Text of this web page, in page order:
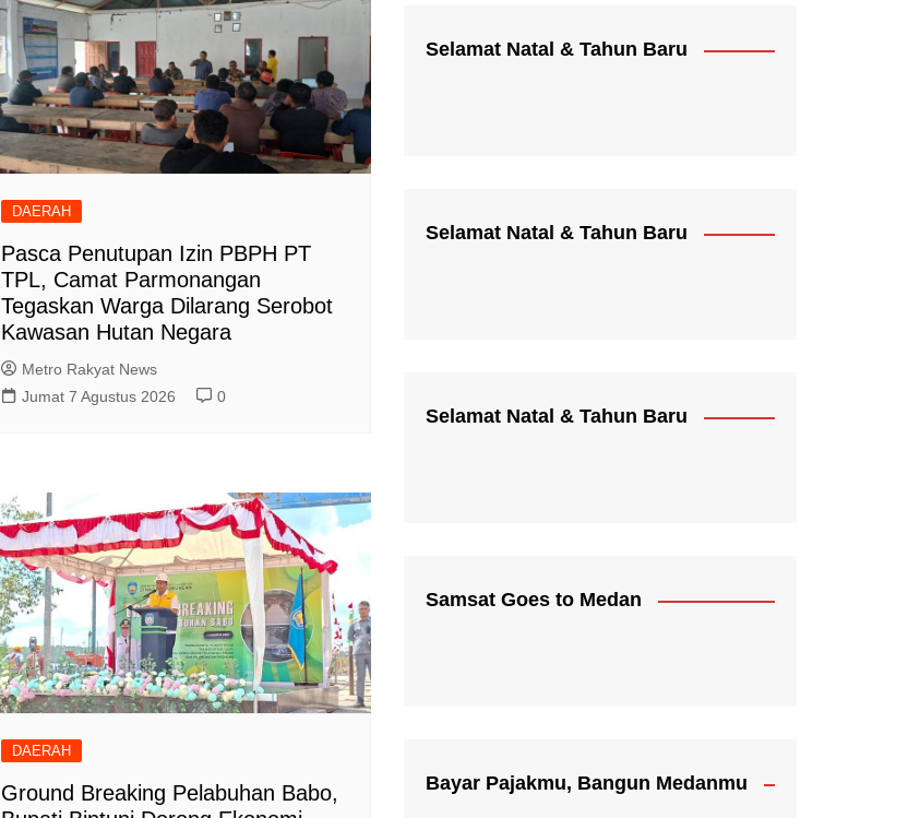
DAERAH
Pasca Penutupan Izin PBPH PT
TPL, Camat Parmonangan
Tegaskan Warga Dilarang Serobot
Kawasan Hutan Negara
Metro Rakyat News
Jumat 7 Agustus 2026
0
DAERAH
Ground Breaking Pelabuhan Babo,
Selamat Natal & Tahun Baru
Selamat Natal & Tahun Baru
Selamat Natal & Tahun Baru
Samsat Goes to Medan
Bayar Pajakmu, Bangun Medanmu